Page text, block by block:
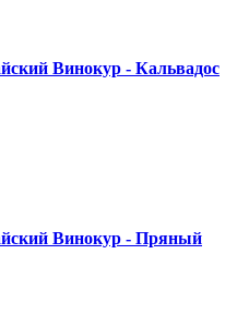
Винокур - Кальвадос
Винокур - Пряный